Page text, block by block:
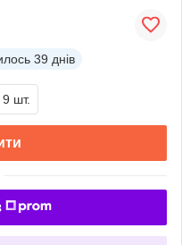
39 днів
9 шт.